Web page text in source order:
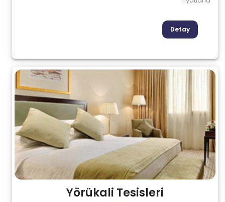
Detay
Yörükali Tesisleri